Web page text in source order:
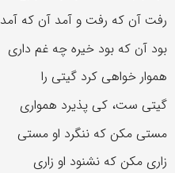
رفت آن که رفت و آمد آن که آمد
بود آن که بود خیره چه غم داری
هموار خواهی کرد گیتی را
گیتی ست، کی پذیرد همواری
مستی مکن که ننگرد او مستی
زاری مکن که نشنود او زاری